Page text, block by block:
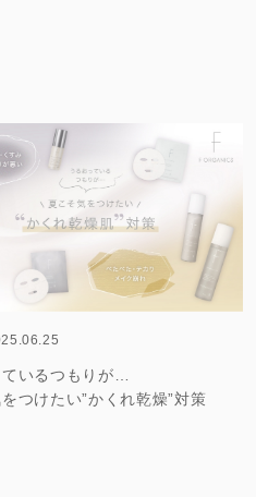
いるつもりが…
つけたい”かくれ乾燥”対策